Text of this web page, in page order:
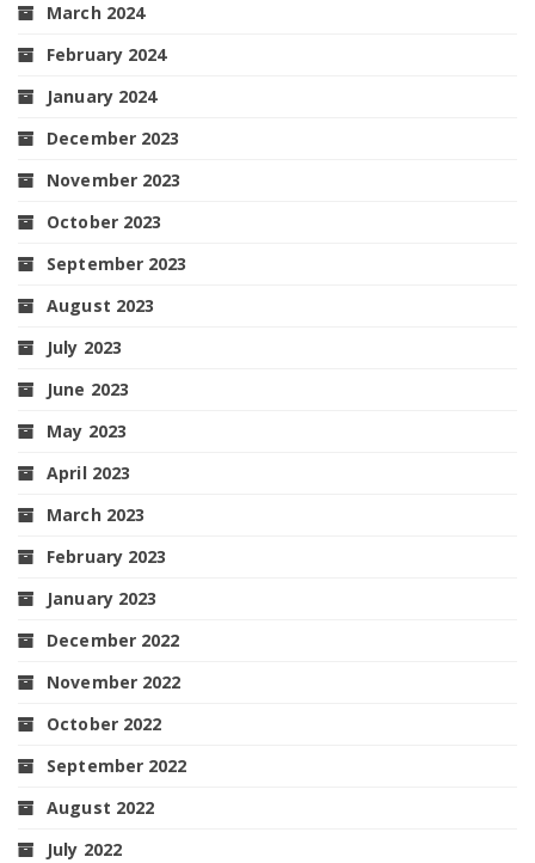
March 2024
February 2024
January 2024
December 2023
November 2023
October 2023
September 2023
August 2023
July 2023
June 2023
May 2023
April 2023
March 2023
February 2023
January 2023
December 2022
November 2022
October 2022
September 2022
August 2022
July 2022